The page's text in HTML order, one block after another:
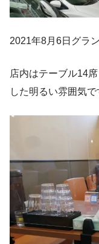
2021年8月6日グラ
店内はテーブル14
した明るい雰囲気で